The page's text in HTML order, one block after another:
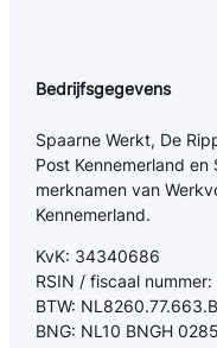
Bedrijfsgegevens
Spaarne Werkt, De
Post Kennemerland
merknamen van
Kennemerland.
KvK: 34340686
RSIN / fiscaal
BTW:
BNG: NL10 BNGH